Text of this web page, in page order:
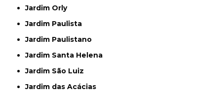
Jardim Orly
Jardim Paulista
Jardim Paulistano
Jardim Santa Helena
Jardim São Luiz
Jardim das Acácias